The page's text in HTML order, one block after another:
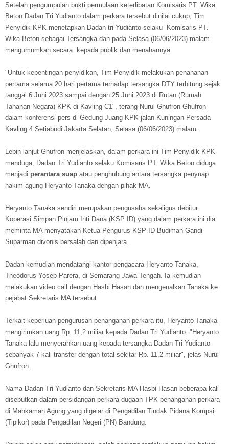
Setelah pengumpulan bukti permulaan keterlibatan Komisaris PT. Wika
Beton Dadan Tri Yudianto dalam perkara tersebut dinilai cukup, Tim
Penyidik KPK menetapkan Dadan tri Yudianto selaku Komisaris PT.
Wika Beton sebagai Tersangka dan pada Selasa (06/06/2023) malam
mengumumkan secara kepada publik dan menahannya.
"Untuk kepentingan penyidikan, Tim Penyidik melakukan penahanan
pertama selama 20 hari pertama terhadap tersangka DTY terhitung sejak
tanggal 6 Juni 2023 sampai dengan 25 Juni 2023 di Rutan (Rumah
Tahanan Negara) KPK di Kavling C1", terang Nurul Ghufron Ghufron
dalam konferensi pers di Gedung Juang KPK jalan Kuningan Persada
Kavling 4 Setiabudi Jakarta Selatan, Selasa (06/06/2023) malam.
Lebih lanjut Ghufron menjelaskan, dalam perkara ini Tim Penyidik KPK
menduga, Dadan Tri Yudianto selaku Komisaris PT. Wika Beton diduga
menjadi perantara suap atau penghubung antara tersangka penyuap
hakim agung Heryanto Tanaka dengan pihak MA.
Heryanto Tanaka sendiri merupakan pengusaha sekaligus debitur
Koperasi Simpan Pinjam Inti Dana (KSP ID) yang dalam perkara ini dia
meminta MA menyatakan Ketua Pengurus KSP ID Budiman Gandi
Suparman divonis bersalah dan dipenjara.
Dadan kemudian mendatangi kantor pengacara Heryanto Tanaka,
Theodorus Yosep Parera, di Semarang Jawa Tengah. Ia kemudian
melakukan video call dengan Hasbi Hasan dan mengenalkan Tanaka ke
pejabat Sekretaris MA tersebut.
Terkait keperluan pengurusan penanganan perkara itu, Heryanto Tanaka
mengirimkan uang Rp. 11,2 miliar kepada Dadan Tri Yudianto. "Heryanto
Tanaka lalu menyerahkan uang kepada tersangka Dadan Tri Yudianto
sebanyak 7 kali transfer dengan total sekitar Rp. 11,2 miliar", jelas Nurul
Ghufron.
Nama Dadan Tri Yudianto dan Sekretaris MA Hasbi Hasan beberapa kali
disebutkan dalam persidangan perkara dugaan TPK penanganan perkara
di Mahkamah Agung yang digelar di Pengadilan Tindak Pidana Korupsi
(Tipikor) pada Pengadilan Negeri (PN) Bandung.